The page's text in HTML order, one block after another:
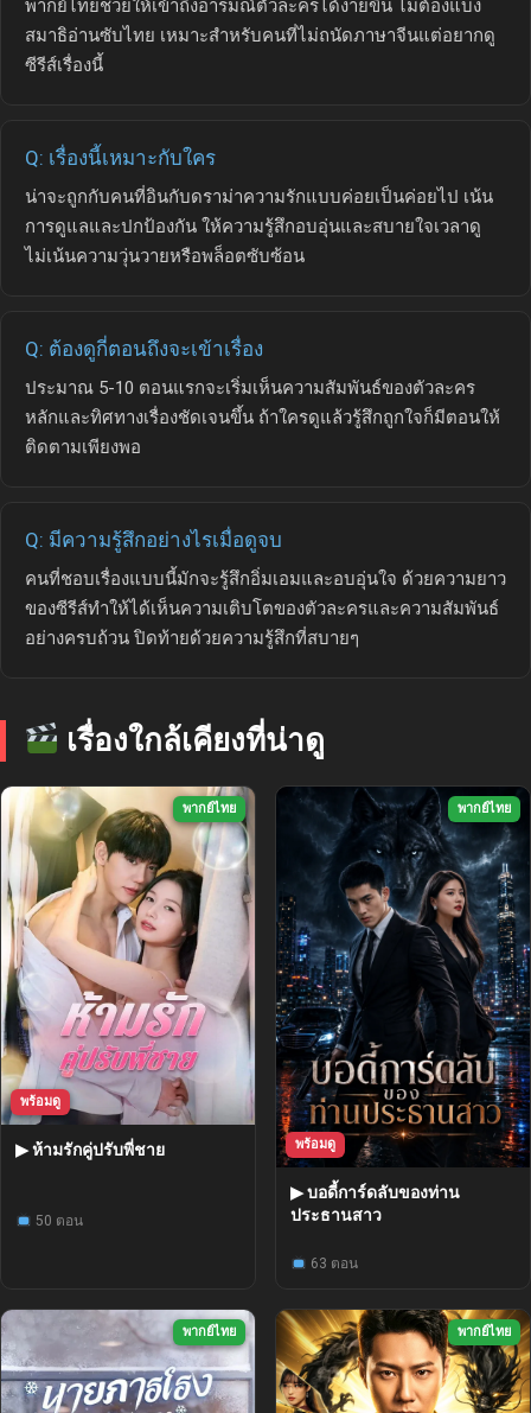
พากย์ไทยช่วยให้เข้าถึงอารมณ์ตัวละครได้ง่ายขึ้น ไม่ต้องแบ่ง
สมาธิอ่านซับไทย เหมาะสำหรับคนที่ไม่ถนัดภาษาจีนแต่อยากดู
ซีรีส์เรื่องนี้
Q: เรื่องนี้เหมาะกับใคร
น่าจะถูกกับคนที่อินกับดราม่าความรักแบบค่อยเป็นค่อยไป เน้น
การดูแลและปกป้องกัน ให้ความรู้สึกอบอุ่นและสบายใจเวลาดู
ไม่เน้นความวุ่นวายหรือพล็อตซับซ้อน
Q: ต้องดูกี่ตอนถึงจะเข้าเรื่อง
ประมาณ 5-10 ตอนแรกจะเริ่มเห็นความสัมพันธ์ของตัวละคร
หลักและทิศทางเรื่องชัดเจนขึ้น ถ้าใครดูแล้วรู้สึกถูกใจก็มีตอนให้
ติดตามเพียงพอ
Q: มีความรู้สึกอย่างไรเมื่อดูจบ
คนที่ชอบเรื่องแบบนี้มักจะรู้สึกอิ่มเอมและอบอุ่นใจ ด้วยความยาว
ของซีรีส์ทำให้ได้เห็นความเติบโตของตัวละครและความสัมพันธ์
อย่างครบถ้วน ปิดท้ายด้วยความรู้สึกที่สบายๆ
เรื่องใกล้เคียงที่น่าดู
พากย์ไทย
พร้อมดู
▶ ห้ามรักคู่ปรับพี่ชาย
50 ตอน
พากย์ไทย
พร้อมดู
▶ บอดี้การ์ดลับของท่าน
ประธานสาว
63 ตอน
พากย์ไทย พากย์ไทย